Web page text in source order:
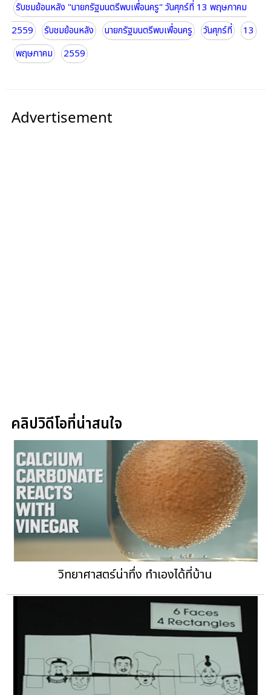
รับชมย้อนหลัง "นายกรัฐมนตรีพบเพื่อนครู" วันศุกร์ที่ 13 พฤษภาคม
2559
รับชมย้อนหลัง นายกรัฐมนตรีพบเพื่อนครู วันศุกร์ที่
13
พฤษภาคม
2559
Advertisement
คลิปวิดีโอที่น่าสนใจ
วิทยาศาสตร์น่าทึ่ง ทำเองได้ที่บ้าน